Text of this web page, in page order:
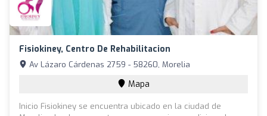
Fisiokiney, Centro De Rehabilitacion
Av Lázaro Cárdenas 2759 - 58260, Morelia
Mapa
Inicio Fisiokiney se encuentra ubicado en la ciudad de